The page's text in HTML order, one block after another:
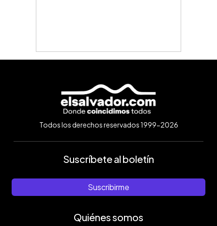
Todos los derechos reservados 1999-2026
Suscríbete al boletín
Suscribirme
Quiénes somos